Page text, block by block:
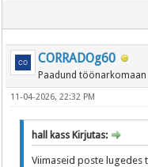
CORRADOg60
Paadund töönarkomaan
11-04-2026, 22:32 PM
hall kass Kirjutas:
Viimaseid poste lugedes